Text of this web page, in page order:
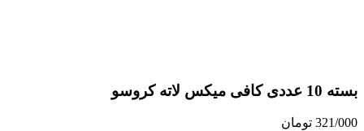
بسته 10 عددی کافی میکس لاته کروسو
321/000 تومان